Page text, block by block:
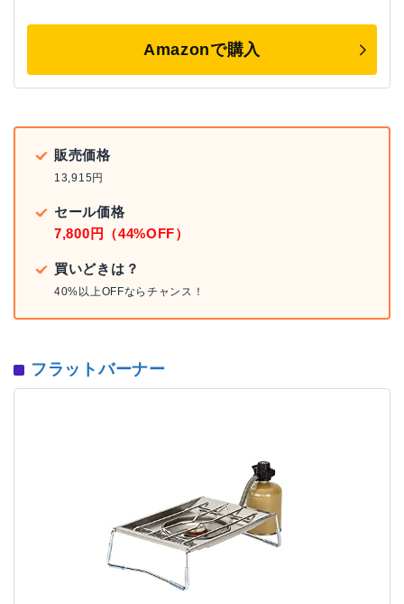
Amazonで購入
販売価格
13,915円
セール価格
7,800円（44%OFF）
買いどきは？
40%以上OFFならチャンス！
フラットバーナー